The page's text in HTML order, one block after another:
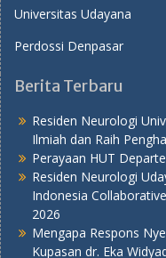
Universitas Udayana
Perdossi Denpasar
Berita Terbaru
Residen Neurologi
Ilmiah dan Raih
Perayaan HUT
Residen Neurologi
Indonesia
2026
Mengapa Respons
Kupasan dr. Eka